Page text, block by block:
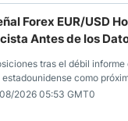
Forex EUR/USD
Antes de los
tras el débil informe
estadounidense como
2026 05:53 GMT0